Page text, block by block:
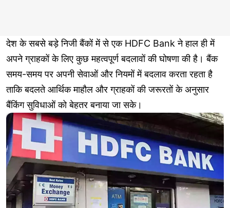
देश के सबसे बड़े निजी बैंकों में से एक HDFC Bank ने हाल ही में
अपने ग्राहकों के लिए कुछ महत्वपूर्ण बदलावों की घोषणा की है। बैंक
समय-समय पर अपनी सेवाओं और नियमों में बदलाव करता रहता है
ताकि बदलते आर्थिक माहौल और ग्राहकों की जरूरतों के अनुसार
बैंकिंग सुविधाओं को बेहतर बनाया जा सके।